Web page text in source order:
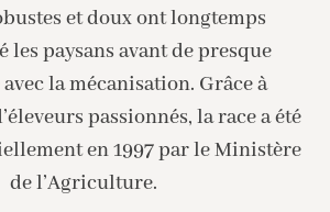
et doux ont longtemps
les paysans avant de presque
la mécanisation. Grâce à
passionnés, la race a été
en 1997 par le Ministère
de l’Agriculture.